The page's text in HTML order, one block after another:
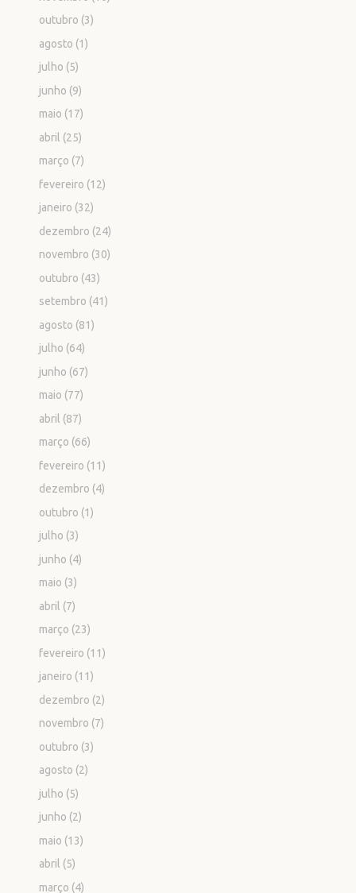
outubro (3)
agosto (1)
julho (5)
junho (9)
maio (17)
abril (25)
março (7)
fevereiro (12)
janeiro (32)
dezembro (24)
novembro (30)
outubro (43)
setembro (41)
agosto (81)
julho (64)
junho (67)
maio (77)
abril (87)
março (66)
fevereiro (11)
dezembro (4)
outubro (1)
julho (3)
junho (4)
maio (3)
abril (7)
março (23)
fevereiro (11)
janeiro (11)
dezembro (2)
novembro (7)
outubro (3)
agosto (2)
julho (5)
junho (2)
maio (13)
abril (5)
março (4)